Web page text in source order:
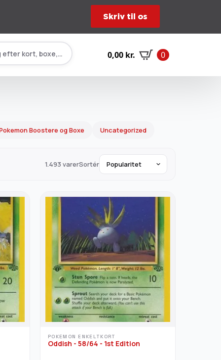
Skriv til os
efter kort, boxe, tilbehør… 0,00 kr. 0
Boostere og Boxe Uncategorized
1.493 varerSortér
POKEMON ENKELTKORT
Oddish - 58/64 - 1st Edition